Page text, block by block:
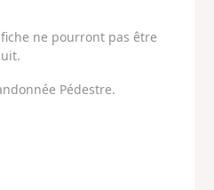
ne pourront pas être
Pédestre.